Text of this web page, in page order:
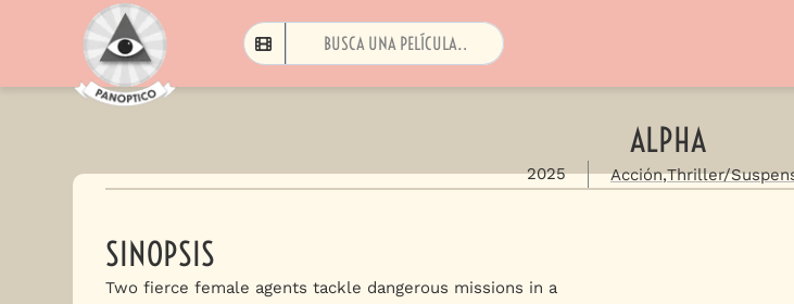
ALPHA
2025 Acción Thriller/
SINOPSIS
Two fierce female agents tackle dangerous missions in a